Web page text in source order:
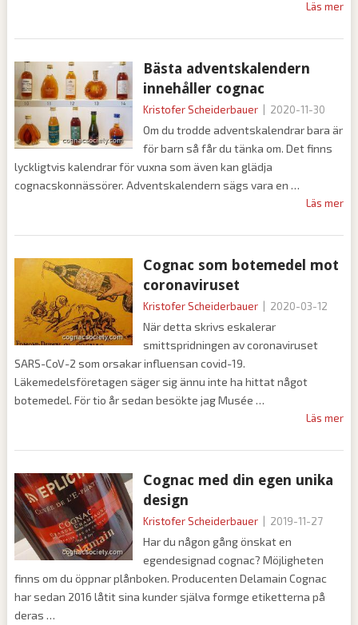
Läs mer
Bästa adventskalendern
innehåller cognac
Kristofer Scheiderbauer | 2020-11-30
Om du trodde adventskalendrar bara är
för barn så får du tänka om. Det finns
lyckligtvis kalendrar för vuxna som även kan glädja
cognacskonnässörer. Adventskalendern sägs vara en
Läs mer
Cognac som botemedel mot
coronaviruset
Kristofer Scheiderbauer | 2020-03-12
När detta skrivs eskalerar
smittspridningen av coronaviruset
SARS-CoV-2 som orsakar influensan covid-19.
Läkemedelsföretagen säger sig ännu inte ha hittat något
botemedel. För tio år sedan besökte jag Musée
Läs mer
Cognac med din egen unika
design
Kristofer Scheiderbauer | 2019-11-27
Har du någon gång önskat en
egendesignad cognac? Möjligheten
finns om du öppnar plånboken. Producenten Delamain Cognac
har sedan 2016 låtit sina kunder själva formge etiketterna på
deras